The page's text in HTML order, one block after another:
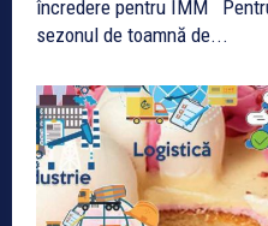
încredere pentru IMM Pentru proiectul România Durabilă,
sezonul de toamnă de...